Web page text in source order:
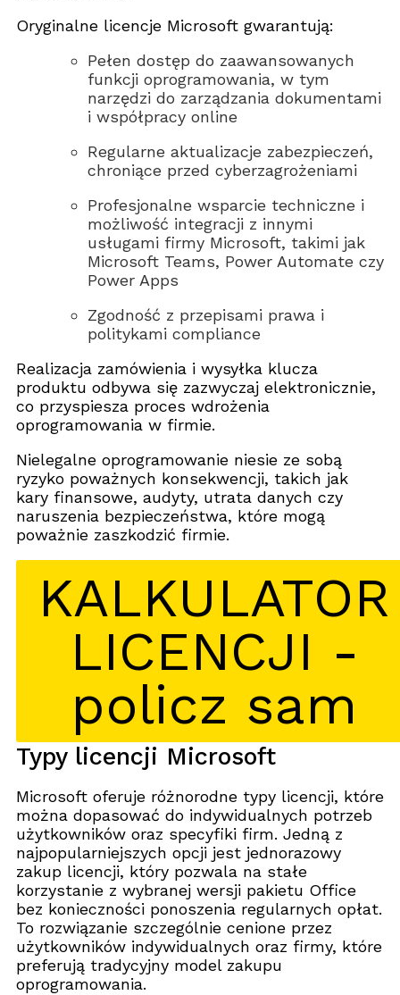
Oryginalne licencje Microsoft gwarantują:
Pełen dostęp do zaawansowanych
funkcji oprogramowania, w tym
narzędzi do zarządzania dokumentami
i współpracy online
Regularne aktualizacje zabezpieczeń,
chroniące przed cyberzagrożeniami
Profesjonalne wsparcie techniczne i
możliwość integracji z innymi
usługami firmy Microsoft, takimi jak
Microsoft Teams, Power Automate czy
Power Apps
Zgodność z przepisami prawa i
politykami compliance
Realizacja zamówienia i wysyłka klucza
produktu odbywa się zazwyczaj elektronicznie,
co przyspiesza proces wdrożenia
oprogramowania w firmie.
Nielegalne oprogramowanie niesie ze sobą
ryzyko poważnych konsekwencji, takich jak
kary finansowe, audyty, utrata danych czy
naruszenia bezpieczeństwa, które mogą
poważnie zaszkodzić firmie.
KALKULATOR
LICENCJI -
policz sam
Typy licencji Microsoft
Microsoft oferuje różnorodne typy licencji, które
można dopasować do indywidualnych potrzeb
użytkowników oraz specyfiki firm. Jedną z
najpopularniejszych opcji jest jednorazowy
zakup licencji, który pozwala na stałe
korzystanie z wybranej wersji pakietu Office
bez konieczności ponoszenia regularnych opłat.
To rozwiązanie szczególnie cenione przez
użytkowników indywidualnych oraz firmy, które
preferują tradycyjny model zakupu
oprogramowania.